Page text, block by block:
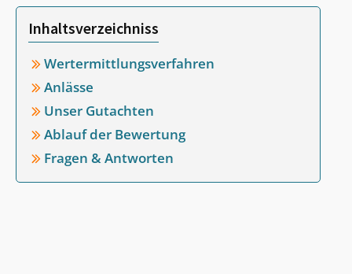
Inhaltsverzeichniss
Wertermittlungsverfahren
Anlässe
Unser Gutachten
Ablauf der Bewertung
Fragen & Antworten